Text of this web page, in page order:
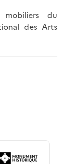
mobiliers du
des Arts